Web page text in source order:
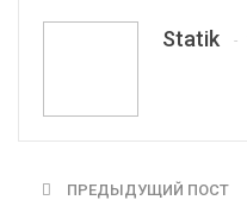
Statik
ПРЕДЫДУЩИЙ ПОСТ